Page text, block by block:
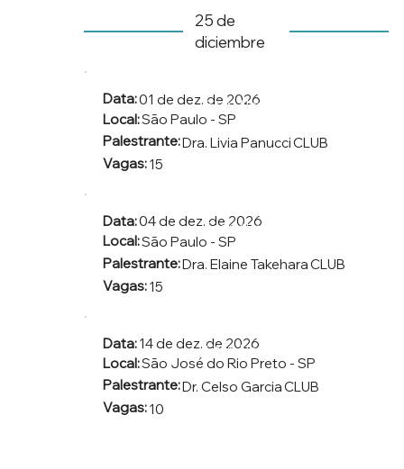
25 de
diciembre
Data:01 de dez. de 2026
Local:São Paulo - SP
Palestrante:Dra. Livia PanucciCLUB
Vagas:15
Start Now
Data:04 de dez. de 2026
Local:São Paulo - SP
Palestrante:Dra. Elaine TakeharaCLUB
Vagas:15
Start Now
Data:14 de dez. de 2026
Local:São José do Rio Preto - SP
Palestrante:Dr. Celso GarciaCLUB
Vagas:10
Start Now